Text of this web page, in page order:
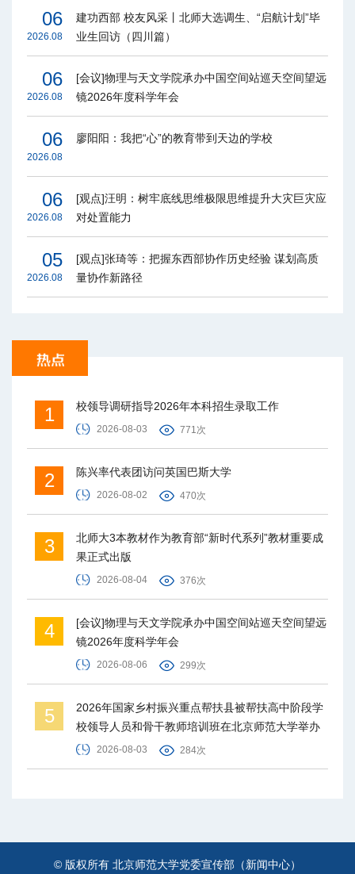
06
2026.08
建功西部 校友风采丨北师大选调生、“启航计划”毕
业生回访（四川篇）
06
2026.08
[会议]物理与天文学院承办中国空间站巡天空间望远
镜2026年度科学年会
06
2026.08
廖阳阳：我把“心”的教育带到天边的学校
06
2026.08
[观点]汪明：树牢底线思维极限思维提升大灾巨灾应
对处置能力
05
2026.08
[观点]张琦等：把握东西部协作历史经验 谋划高质
量协作新路径
1 校领导调研指导2026年本科招生录取工作
2026-08-03 771次
2 陈兴率代表团访问英国巴斯大学
2026-08-02 470次
3
北师大3本教材作为教育部“新时代系列”教材重要成
果正式出版
2026-08-04 376次
4
[会议]物理与天文学院承办中国空间站巡天空间望远
镜2026年度科学年会
2026-08-06 299次
5
2026年国家乡村振兴重点帮扶县被帮扶高中阶段学
校领导人员和骨干教师培训班在北京师范大学举办
2026-08-03 284次
© 版权所有 北京师范大学党委宣传部（新闻中心）